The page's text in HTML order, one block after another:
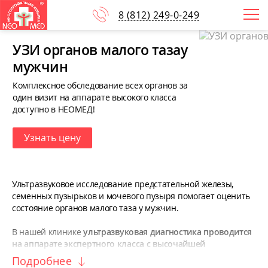
8 (812) 249-0-249
УЗИ органов малого тазау
мужчин
Комплексное обследование всех органов за
один визит на аппарате высокого класса
доступно в НЕОМЕД!
Узнать цену
Ультразвуковое исследование предстательной железы,
семенных пузырьков и мочевого пузыря помогает оценить
состояние органов малого таза у мужчин.
В нашей клиникеультразвуковая диагностика проводится
на аппарате экспертного класса с высочайшей
разрешающей способностью и цветным качеством
Подробнее